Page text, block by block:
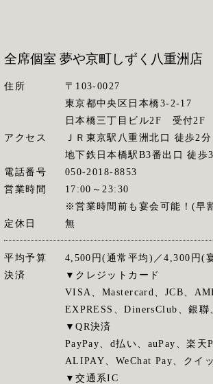
全席個室 夢や京町しずく 八重洲店
住所
〒103-0027
東京都中央区日本橋3-2-17
日本橋三丁目ビル2F 受付2F
アクセス
ＪＲ東京駅八重洲北口 徒歩2分
地下鉄日本橋駅B3番出口 徒歩
電話番号
050-2018-8853
営業時間
17:00～23:30
※営業時間前も宴会可能！(早
定休日
無
平均予算
4,500円(通常平均)／4,300円(
決済
▼クレジットカード
VISA、Mastercard、JCB、
EXPRESS、DinersClub、銀聯
▼QR決済
PayPay、d払い、auPay、楽天
ALIPAY、WeChat Pay、クイ
▼交通系IC